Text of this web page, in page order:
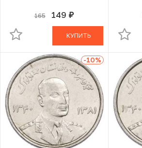
165 149 руб.
В КОРЗИНЕ
КУПИТЬ
-10%